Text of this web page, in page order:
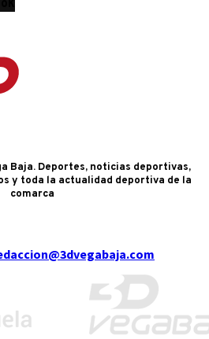
Baja. Deportes, noticias deportivas,
y toda la actualidad deportiva de la
comarca